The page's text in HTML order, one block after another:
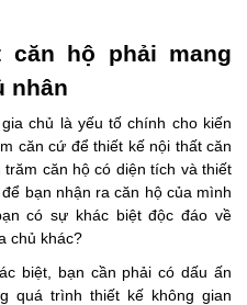
hộ phải mang
nhân
chủ là yếu tố chính cho kiến
căn cứ để thiết kế nội thất căn
căn hộ có diện tích và thiết
bạn nhận ra căn hộ của mình
có sự khác biệt độc đáo về
chủ khác?
biệt, bạn cần phải có dấu ấn
quá trình thiết kế không gian